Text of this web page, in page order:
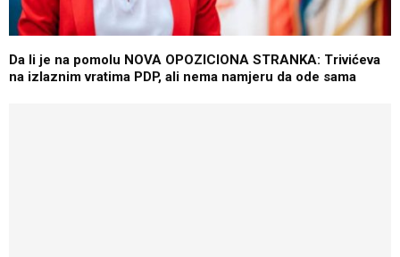
Da li je na pomolu NOVA OPOZICIONA STRANKA: Trivićeva
na izlaznim vratima PDP, ali nema namjeru da ode sama